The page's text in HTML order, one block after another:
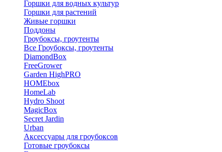
Горшки для водных культур
Горшки для растений
Живые горшки
Поддоны
Гроубоксы, гроутенты
Все Гроубоксы, гроутенты
DiamondBox
FreeGrower
Garden HighPRO
HOMEbox
HomeLab
Hydro Shoot
MagicBox
Secret Jardin
Urban
Аксессуары для гроубоксов
Готовые гроубоксы